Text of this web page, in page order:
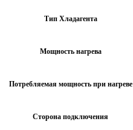
Тип Хладагента
Мощность нагрева
Потребляемая мощность при нагреве
Сторона подключения